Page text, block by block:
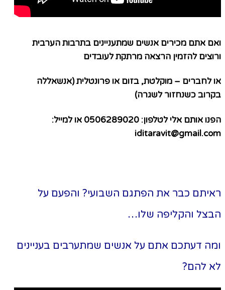
אתם מכירים אנשים שמתעניינים בתרבות הערבית
להזמין הרצאה מרתקת לעובדים
לחברים – מוקלטת, בזום או פרונטלית (אנשאללה
כשנחזור לשגרה)
הפנו אותם אלי לטלפון: 0506289020 או למייל:
כבר את הפתגם השבועי? והפעם על
והקליפה שלו…
דעתכם אתם על אנשים שמתערבים בעניינים
להם?